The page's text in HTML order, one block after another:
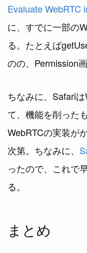
Evaluate WebRTC
に、すでに一部の
る。たとえば
のの、Permission
ちなみに、Safari
て、機能を削った
WebRTCの実装が
次第。ちなみに、
ったので、これで
る。
まとめ